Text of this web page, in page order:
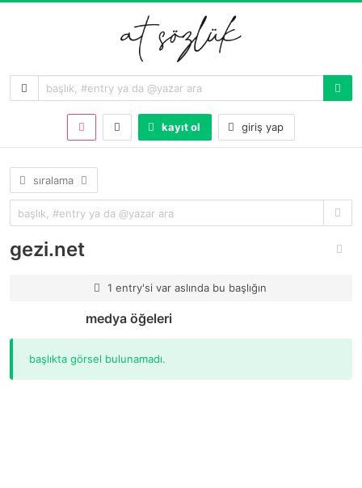
kayıt ol giriş yap
sıralama
gezi.net
1 entry'si var aslında bu başlığın
medya öğeleri
başlıkta görsel bulunamadı.